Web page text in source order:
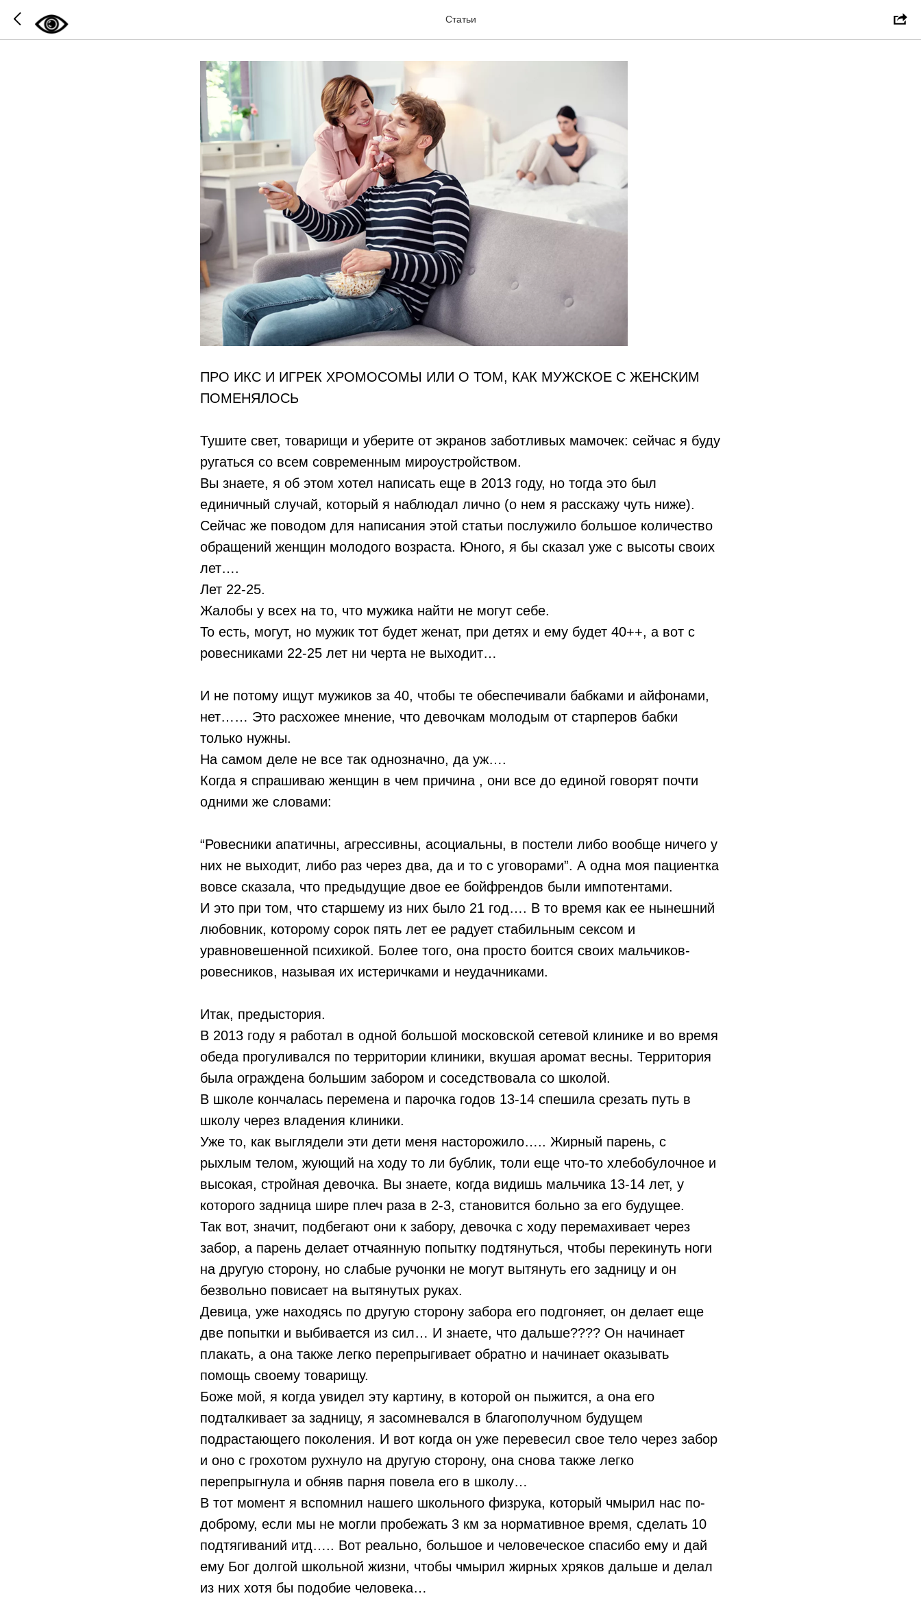
Статьи
ПРО ИКС И ИГРЕК ХРОМОСОМЫ ИЛИ О ТОМ, КАК МУЖСКОЕ С ЖЕНСКИМ
ПОМЕНЯЛОСЬ
Тушите свет, товарищи и уберите от экранов заботливых мамочек: сейчас я буду
ругаться со всем современным мироустройством.
Вы знаете, я об этом хотел написать еще в 2013 году, но тогда это был
единичный случай, который я наблюдал лично (о нем я расскажу чуть ниже).
Сейчас же поводом для написания этой статьи послужило большое количество
обращений женщин молодого возраста. Юного, я бы сказал уже с высоты своих
лет….
Лет 22-25.
Жалобы у всех на то, что мужика найти не могут себе.
То есть, могут, но мужик тот будет женат, при детях и ему будет 40++, а вот с
ровесниками 22-25 лет ни черта не выходит…
И не потому ищут мужиков за 40, чтобы те обеспечивали бабками и айфонами,
нет…… Это расхожее мнение, что девочкам молодым от старперов бабки
только нужны.
На самом деле не все так однозначно, да уж….
Когда я спрашиваю женщин в чем причина , они все до единой говорят почти
одними же словами:
“Ровесники апатичны, агрессивны, асоциальны, в постели либо вообще ничего у
них не выходит, либо раз через два, да и то с уговорами”. А одна моя пациентка
вовсе сказала, что предыдущие двое ее бойфрендов были импотентами.
И это при том, что старшему из них было 21 год…. В то время как ее нынешний
любовник, которому сорок пять лет ее радует стабильным сексом и
уравновешенной психикой. Более того, она просто боится своих мальчиков-
ровесников, называя их истеричками и неудачниками.
Итак, предыстория.
В 2013 году я работал в одной большой московской сетевой клинике и во время
обеда прогуливался по территории клиники, вкушая аромат весны. Территория
была ограждена большим забором и соседствовала со школой.
В школе кончалась перемена и парочка годов 13-14 спешила срезать путь в
школу через владения клиники.
Уже то, как выглядели эти дети меня насторожило….. Жирный парень, с
рыхлым телом, жующий на ходу то ли бублик, толи еще что-то хлебобулочное и
высокая, стройная девочка. Вы знаете, когда видишь мальчика 13-14 лет, у
которого задница шире плеч раза в 2-3, становится больно за его будущее.
Так вот, значит, подбегают они к забору, девочка с ходу перемахивает через
забор, а парень делает отчаянную попытку подтянуться, чтобы перекинуть ноги
на другую сторону, но слабые ручонки не могут вытянуть его задницу и он
безвольно повисает на вытянутых руках.
Девица, уже находясь по другую сторону забора его подгоняет, он делает еще
две попытки и выбивается из сил… И знаете, что дальше???? Он начинает
плакать, а она также легко перепрыгивает обратно и начинает оказывать
помощь своему товарищу.
Боже мой, я когда увидел эту картину, в которой он пыжится, а она его
подталкивает за задницу, я засомневался в благополучном будущем
подрастающего поколения. И вот когда он уже перевесил свое тело через забор
и оно с грохотом рухнуло на другую сторону, она снова также легко
перепрыгнула и обняв парня повела его в школу…
В тот момент я вспомнил нашего школьного физрука, который чмырил нас по-
доброму, если мы не могли пробежать 3 км за нормативное время, сделать 10
подтягиваний итд….. Вот реально, большое и человеческое спасибо ему и дай
ему Бог долгой школьной жизни, чтобы чмырил жирных хряков дальше и делал
из них хотя бы подобие человека…